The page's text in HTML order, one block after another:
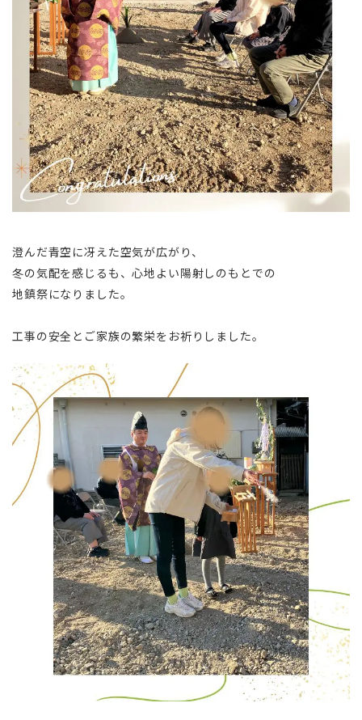
澄んだ青空に冴えた空気が広がり、
冬の気配を感じるも、心地よい陽射しのもとでの
地鎮祭になりました。
工事の安全とご家族の繁栄をお祈りしました。